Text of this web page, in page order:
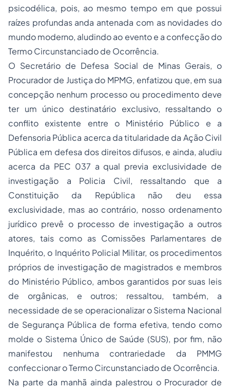
psicodélica, pois, ao mesmo tempo em que possui
raízes profundas anda antenada com as novidades do
mundo moderno, aludindo ao evento e a confecção do
Termo Circunstanciado de Ocorrência.
O Secretário de Defesa Social de Minas Gerais, o
Procurador de Justiça do MPMG, enfatizou que, em sua
concepção nenhum processo ou procedimento deve
ter um único destinatário exclusivo, ressaltando o
conflito existente entre o Ministério Público e a
Defensoria Pública acerca da titularidade da Ação Civil
Pública em defesa dos direitos difusos, e ainda, aludiu
acerca da PEC 037 a qual previa exclusividade de
investigação a Policia Civil, ressaltando que a
Constituição da República não deu essa
exclusividade, mas ao contrário, nosso ordenamento
jurídico prevê o processo de investigação a outros
atores, tais como as Comissões Parlamentares de
Inquérito, o Inquérito Policial Militar, os procedimentos
próprios de investigação de magistrados e membros
do Ministério Público, ambos garantidos por suas leis
de orgânicas, e outros; ressaltou, também, a
necessidade de se operacionalizar o Sistema Nacional
de Segurança Pública de forma efetiva, tendo como
molde o Sistema Único de Saúde (SUS), por fim, não
manifestou nenhuma contrariedade da PMMG
confeccionar o Termo Circunstanciado de Ocorrência.
Na parte da manhã ainda palestrou o Procurador de